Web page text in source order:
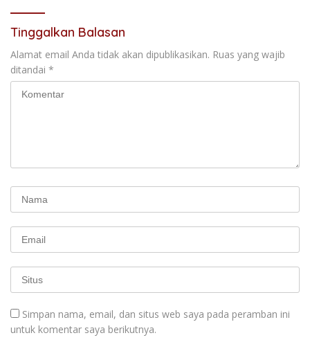
Tinggalkan Balasan
Alamat email Anda tidak akan dipublikasikan. Ruas yang wajib
ditandai *
Simpan nama, email, dan situs web saya pada peramban ini
untuk komentar saya berikutnya.